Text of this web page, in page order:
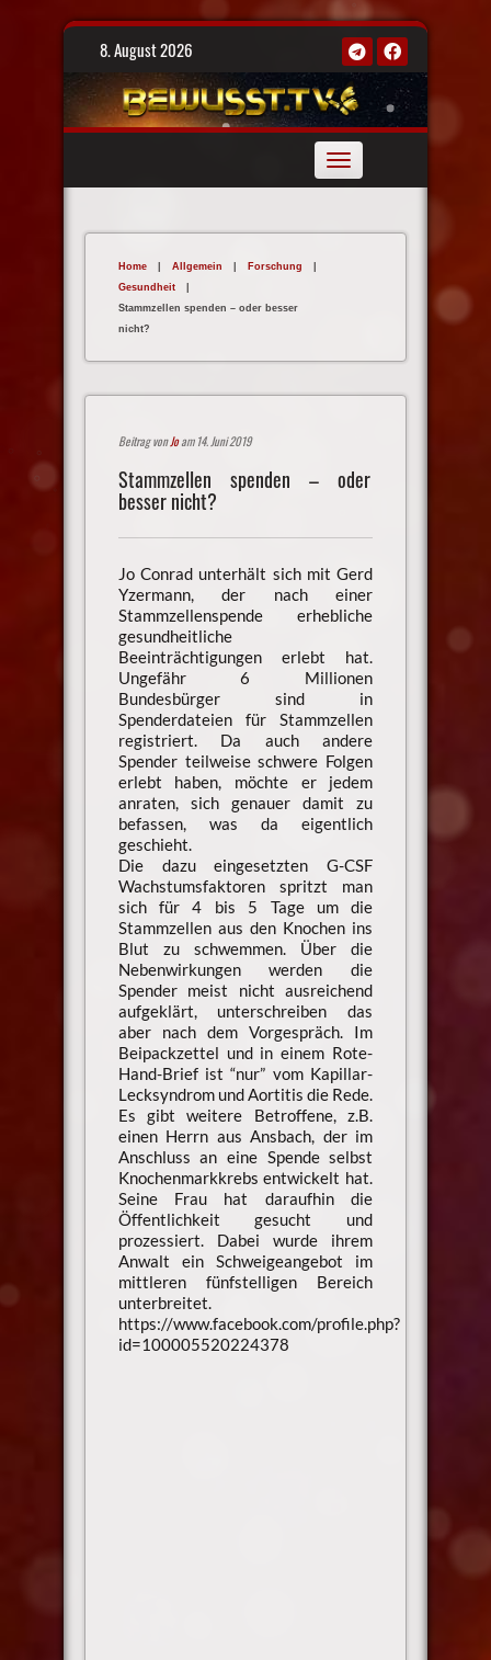
Skip
8. August 2026
Toggle
navigation
Home | Allgemein | Forschung
|
Gesundheit
|
Stammzellen spenden – oder besser
nicht?
Beitrag vonJoam 14. Juni 2019
Stammzellen spenden – oder
besser nicht?
Jo Conrad unterhält sich mit Gerd
Yzermann, der nach einer
Stammzellenspende erhebliche
gesundheitliche
Beeinträchtigungen erlebt hat.
Ungefähr 6 Millionen
Bundesbürger sind in
Spenderdateien für Stammzellen
registriert. Da auch andere
Spender teilweise schwere Folgen
erlebt haben, möchte er jedem
anraten, sich genauer damit zu
befassen, was da eigentlich
geschieht.
Die dazu eingesetzten G-CSF
Wachstumsfaktoren spritzt man
sich für 4 bis 5 Tage um die
Stammzellen aus den Knochen ins
Blut zu schwemmen. Über die
Nebenwirkungen werden die
Spender meist nicht ausreichend
aufgeklärt, unterschreiben das
aber nach dem Vorgespräch. Im
Beipackzettel und in einem Rote-
Hand-Brief ist “nur” vom Kapillar-
Lecksyndrom und Aortitis die Rede.
Es gibt weitere Betroffene, z.B.
einen Herrn aus Ansbach, der im
Anschluss an eine Spende selbst
Knochenmarkkrebs entwickelt hat.
Seine Frau hat daraufhin die
Öffentlichkeit gesucht und
prozessiert. Dabei wurde ihrem
Anwalt ein Schweigeangebot im
mittleren fünfstelligen Bereich
unterbreitet.
https://www.facebook.com/profile.php?
id=100005520224378